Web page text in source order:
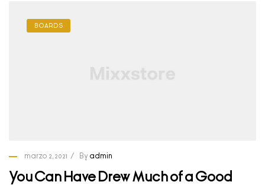
BOARDS
marzo 2, 2021 By admin
You Can Have Drew Much of a Good